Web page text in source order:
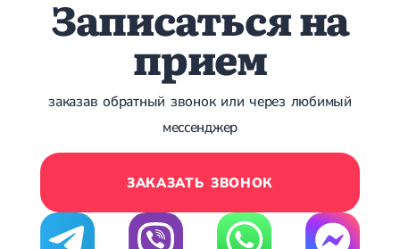
Острые респираторные заболевания
Бронхит
Обструктивный бронхит
Хронический бронхит
Острый бронхит
ОРВИ у взрослых
Аденовирусная инфекция
Терапевтическая помощь при беременности
Записаться на
прием
заказав обратный звонок или через любимый
мессенджер
ЗАКАЗАТЬ ЗВОНОК